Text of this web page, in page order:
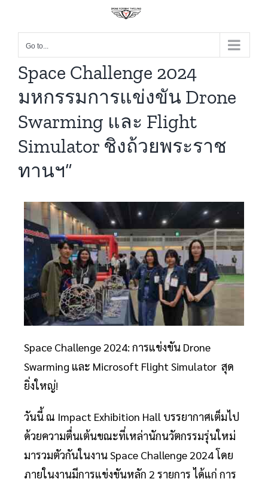
Go to...
Space Challenge 2024
มหกรรมการแข่งขัน Drone
Swarming และ Flight
Simulator ชิงถ้วยพระราช
ทานฯ”
Space Challenge 2024: การแข่งขัน Drone
Swarming และ Microsoft Flight Simulator สุด
ยิ่งใหญ่!
วันนี้ ณ Impact Exhibition Hall บรรยากาศเต็มไป
ด้วยความตื่นเต้นขณะที่เหล่านักนวัตกรรมรุ่นใหม่
มารวมตัวกันในงาน Space Challenge 2024 โดย
ภายในงานมีการแข่งขันหลัก 2 รายการ ได้แก่ การ